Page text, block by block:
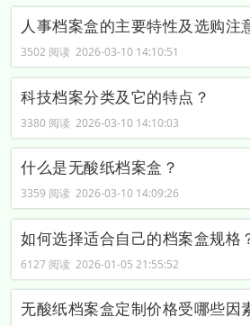
人事档案盒的主要特性及选购注
3502 阅读 2026-03-10 14:10:51
科技档案分类及它的特点？
3380 阅读 2026-03-10 14:10:03
什么是无酸纸档案盒？
3359 阅读 2026-03-10 14:09:26
如何选择适合自己的档案盒规格
6127 阅读 2026-01-05 21:55:52
无酸纸档案盒定制价格受哪些因